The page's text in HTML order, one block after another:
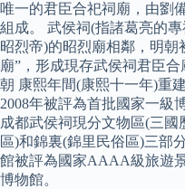
唯一的君臣合祀祠廟，由劉
組成。 武侯祠(指諸葛亮的
昭烈帝)的昭烈廟相鄰，明朝
廟”，形成現存武侯祠君臣
朝 康熙年間(康熙十一年)重
2008年被評為首批國家一級
成都武侯祠現分文物區(三
區)和錦裏(錦里民俗區)三部
館被評為國家AAAA級旅遊
博物館。